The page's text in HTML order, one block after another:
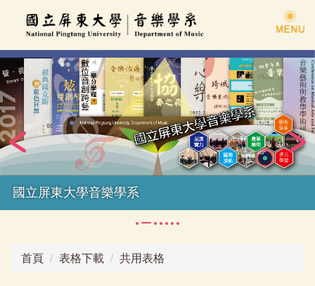
要
內
容
區
國立屏東大學音樂學系
首頁 表格下載 共用表格